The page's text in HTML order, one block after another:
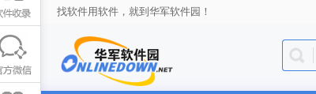
找软件用软件，就到华军软件园！